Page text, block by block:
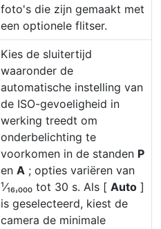
foto's die zijn gemaakt met
een optionele flitser.
Kies de sluitertijd
waaronder de
automatische instelling van
de ISO-gevoeligheid in
werking treedt om
onderbelichting te
voorkomen in de standen P
en A ; opties variëren van
¹⁄₁₆,₀₀₀ tot 30 s. Als [ Auto ]
is geselecteerd, kiest de
camera de minimale